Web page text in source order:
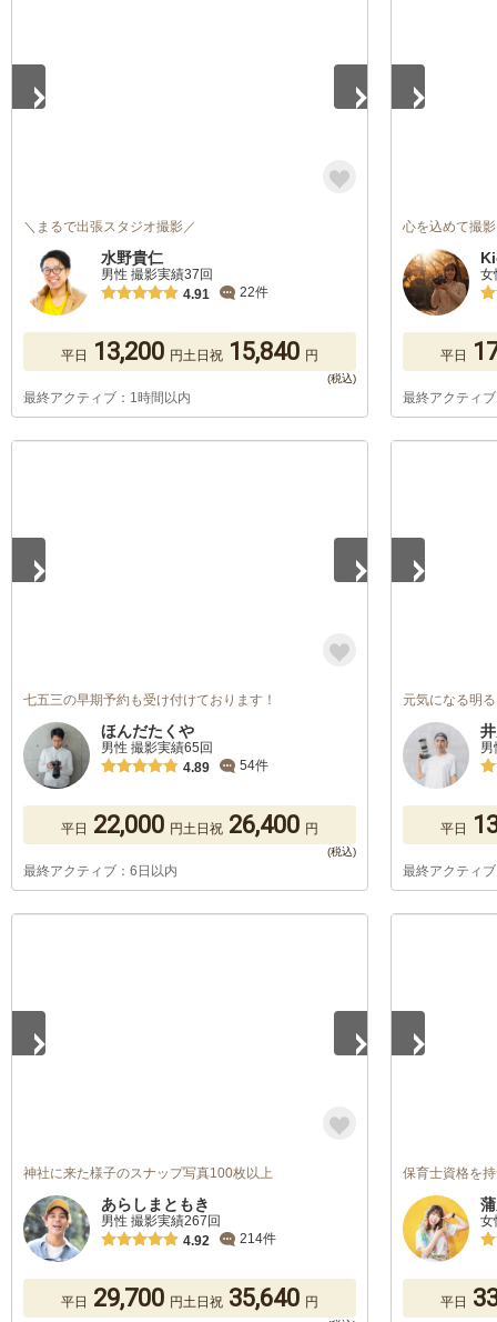
＼まるで出張スタジオ撮影／
水野貴仁
男性 撮影実績37回
4.91
22件
平日 13,200 円土日祝 15,840 円
最終アクティブ：1時間以内
心を込めて撮
女
平日
最終アクティ
七五三の早期予約も受け付けております！
ほんだたくや
男性 撮影実績65回
4.89
54件
平日 22,000 円土日祝 26,400 円
最終アクティブ：6日以内
元気になる明
男
平日
最終アクティ
神社に来た様子のスナップ写真100枚以上
あらしまともき
男性 撮影実績267回
4.92
214件
平日 29,700 円土日祝 35,640 円
保育士資格を
女
平日